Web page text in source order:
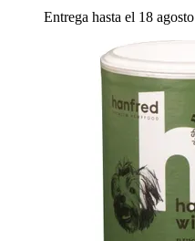
Entrega hasta el 18 agosto